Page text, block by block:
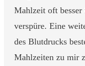
Mahlzeit oft
verspüre. Eine
des Blutdrucks
Mahlzeiten zu mir